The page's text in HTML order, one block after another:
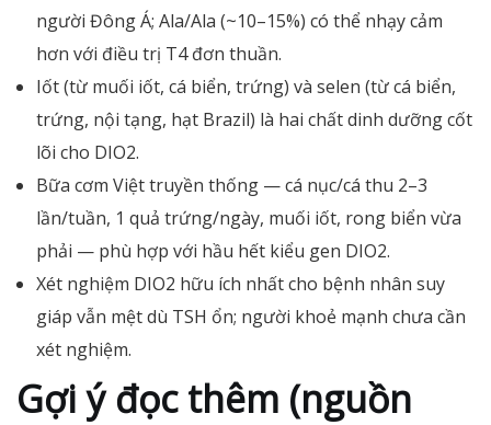
người Đông Á; Ala/Ala (~10–15%) có thể nhạy cảm
hơn với điều trị T4 đơn thuần.
Iốt (từ muối iốt, cá biển, trứng) và selen (từ cá biển,
trứng, nội tạng, hạt Brazil) là hai chất dinh dưỡng cốt
lõi cho DIO2.
Bữa cơm Việt truyền thống — cá nục/cá thu 2–3
lần/tuần, 1 quả trứng/ngày, muối iốt, rong biển vừa
phải — phù hợp với hầu hết kiểu gen DIO2.
Xét nghiệm DIO2 hữu ích nhất cho bệnh nhân suy
giáp vẫn mệt dù TSH ổn; người khoẻ mạnh chưa cần
xét nghiệm.
Gợi ý đọc thêm (nguồn